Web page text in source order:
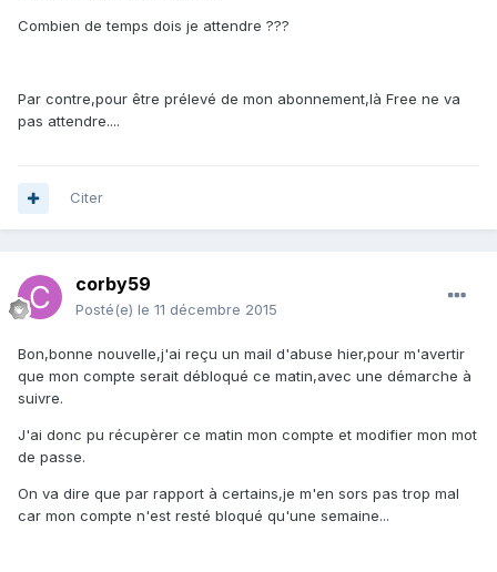
Combien de temps dois je attendre ???
Par contre,pour être prélevé de mon abonnement,là Free ne va
pas attendre....
Citer
corby59
Posté(e) le 11 décembre 2015
Bon,bonne nouvelle,j'ai reçu un mail d'abuse hier,pour m'avertir
que mon compte serait débloqué ce matin,avec une démarche à
suivre.
J'ai donc pu récupèrer ce matin mon compte et modifier mon mot
de passe.
On va dire que par rapport à certains,je m'en sors pas trop mal
car mon compte n'est resté bloqué qu'une semaine...